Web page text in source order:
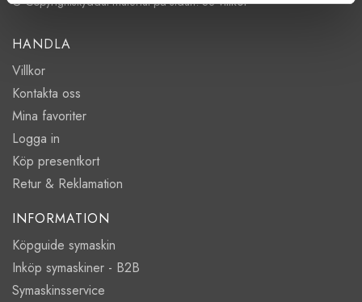
HANDLA
Villkor
Kontakta oss
Mina favoriter
Logga in
Köp presentkort
Retur & Reklamation
INFORMATION
Köpguide symaskin
Inköp symaskiner - B2B
Symaskinsservice